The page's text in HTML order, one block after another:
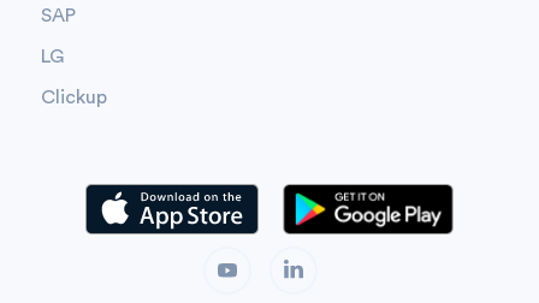
SAP
LG
Clickup